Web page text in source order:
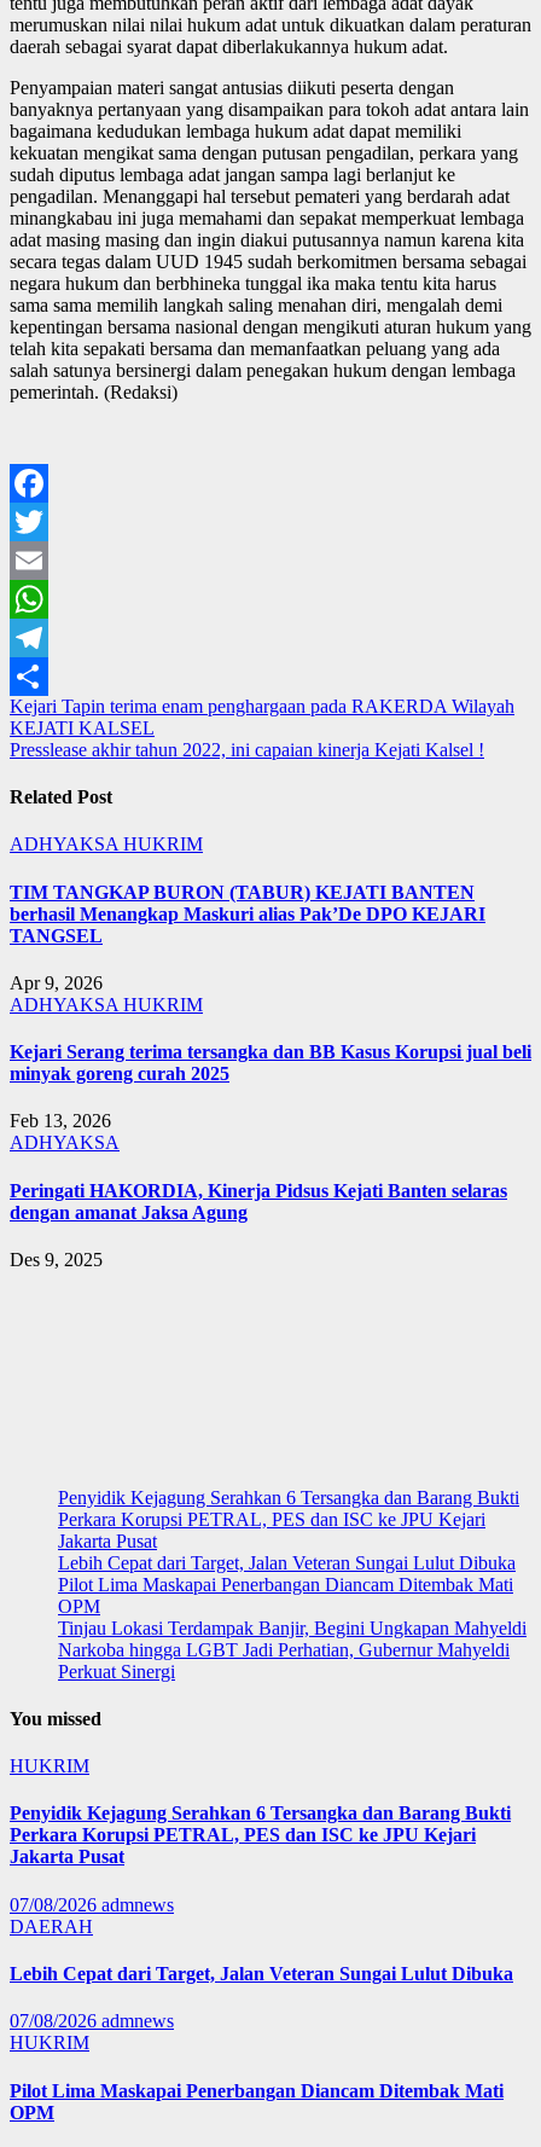
merumuskan nilai nilai hukum adat untuk dikuatkan dalam peraturan
daerah sebagai syarat dapat diberlakukannya hukum adat.
Penyampaian materi sangat antusias diikuti peserta dengan
banyaknya pertanyaan yang disampaikan para tokoh adat antara lain
bagaimana kedudukan lembaga hukum adat dapat memiliki
kekuatan mengikat sama dengan putusan pengadilan, perkara yang
sudah diputus lembaga adat jangan sampa lagi berlanjut ke
pengadilan. Menanggapi hal tersebut pemateri yang berdarah adat
minangkabau ini juga memahami dan sepakat memperkuat lembaga
adat masing masing dan ingin diakui putusannya namun karena kita
secara tegas dalam UUD 1945 sudah berkomitmen bersama sebagai
negara hukum dan berbhineka tunggal ika maka tentu kita harus
sama sama memilih langkah saling menahan diri, mengalah demi
kepentingan bersama nasional dengan mengikuti aturan hukum yang
telah kita sepakati bersama dan memanfaatkan peluang yang ada
salah satunya bersinergi dalam penegakan hukum dengan lembaga
pemerintah. (Redaksi)
Facebook
Twitter
Email
WhatsApp
Telegram
Share
Navigasi
pos
Kejari Tapin terima enam penghargaan pada RAKERDA Wilayah
KEJATI KALSEL
Presslease akhir tahun 2022, ini capaian kinerja Kejati Kalsel !
Related Post
ADHYAKSAHUKRIM
TIM TANGKAP BURON (TABUR) KEJATI BANTEN
berhasil Menangkap Maskuri alias Pak’De DPO KEJARI
TANGSEL
Apr 9, 2026
ADHYAKSA HUKRIM
Kejari Serang terima tersangka dan BB Kasus Korupsi jual beli
minyak goreng curah 2025
Feb 13, 2026
ADHYAKSA
Peringati HAKORDIA, Kinerja Pidsus Kejati Banten selaras
dengan amanat Jaksa Agung
Des 9, 2025
Penyidik Kejagung Serahkan 6 Tersangka dan Barang Bukti
Perkara Korupsi PETRAL, PES dan ISC ke JPU Kejari
Jakarta Pusat
Lebih Cepat dari Target, Jalan Veteran Sungai Lulut Dibuka
Pilot Lima Maskapai Penerbangan Diancam Ditembak Mati
OPM
Tinjau Lokasi Terdampak Banjir, Begini Ungkapan Mahyeldi
Narkoba hingga LGBT Jadi Perhatian, Gubernur Mahyeldi
Perkuat Sinergi
You missed
HUKRIM
Penyidik Kejagung Serahkan 6 Tersangka dan Barang Bukti
Perkara Korupsi PETRAL, PES dan ISC ke JPU Kejari
Jakarta Pusat
07/08/2026 admnews
DAERAH
Lebih Cepat dari Target, Jalan Veteran Sungai Lulut Dibuka
07/08/2026 admnews
HUKRIM
Pilot Lima Maskapai Penerbangan Diancam Ditembak Mati
OPM